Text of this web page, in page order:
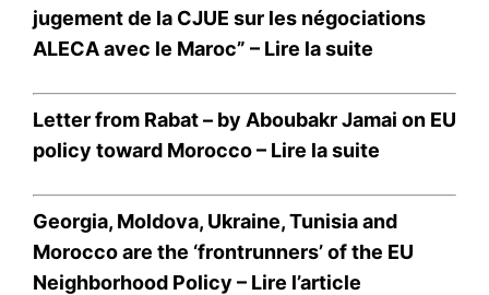
jugement de la CJUE sur les négociations
ALECA avec le Maroc” – Lire la suite
Letter from Rabat – by Aboubakr Jamai on EU
policy toward Morocco – Lire la suite
Georgia, Moldova, Ukraine, Tunisia and
Morocco are the ‘frontrunners’ of the EU
Neighborhood Policy – Lire l’article